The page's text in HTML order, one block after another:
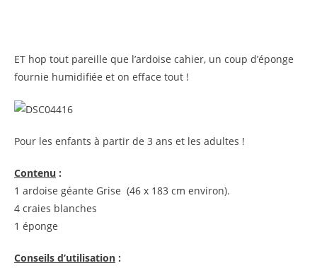
ET hop tout pareille que l’ardoise cahier, un coup d’éponge
fournie humidifiée et on efface tout !
Pour les enfants à partir de 3 ans et les adultes !
Contenu :
1 ardoise géante Grise (46 x 183 cm environ).
4 craies blanches
1 éponge
Conseils d’utilisation :